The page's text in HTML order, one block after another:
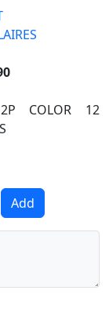
COLOR 12
Add